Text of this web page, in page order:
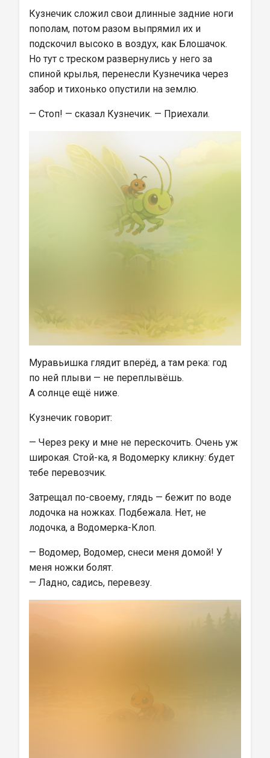
Кузнечик сложил свои длинные задние ноги
пополам, потом разом выпрямил их и
подскочил высоко в воздух, как Блошачок.
Но тут с треском развернулись у него за
спиной крылья, перенесли Кузнечика через
забор и тихонько опустили на землю.
— Стоп! — сказал Кузнечик. — Приехали.
Муравьишка глядит вперёд, а там река: год
по ней плыви — не переплывёшь.
А солнце ещё ниже.
Кузнечик говорит:
— Через реку и мне не перескочить. Очень уж
широкая. Стой-ка, я Водомерку кликну: будет
тебе перевозчик.
Затрещал по-своему, глядь — бежит по воде
лодочка на ножках. Подбежала. Нет, не
лодочка, а Водомерка-Клоп.
— Водомер, Водомер, снеси меня домой! У
меня ножки болят.
— Ладно, садись, перевезу.